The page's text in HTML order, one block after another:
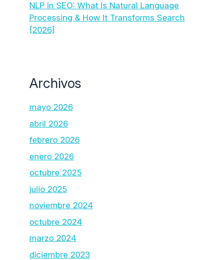
NLP in SEO: What Is Natural Language
Processing & How It Transforms Search
[2026]
Archivos
mayo 2026
abril 2026
febrero 2026
enero 2026
octubre 2025
julio 2025
noviembre 2024
octubre 2024
marzo 2024
diciembre 2023